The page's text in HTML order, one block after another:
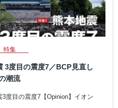
特集
度目の震度7／BCP見直し
潮流
度目の震度7【Opinion】イオン